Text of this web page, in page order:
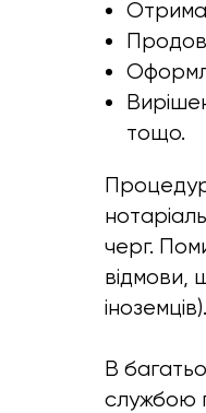
тощо.
черг.
відмови,
іноземців).
В
службою